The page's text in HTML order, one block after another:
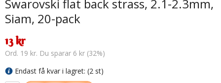
Swarovski flat back strass, 2.1-2.3mm,
Siam, 20-pack
13 kr
Ord. 19 kr. Du sparar 6 kr (32%)
Endast få kvar i lagret: (2 st)